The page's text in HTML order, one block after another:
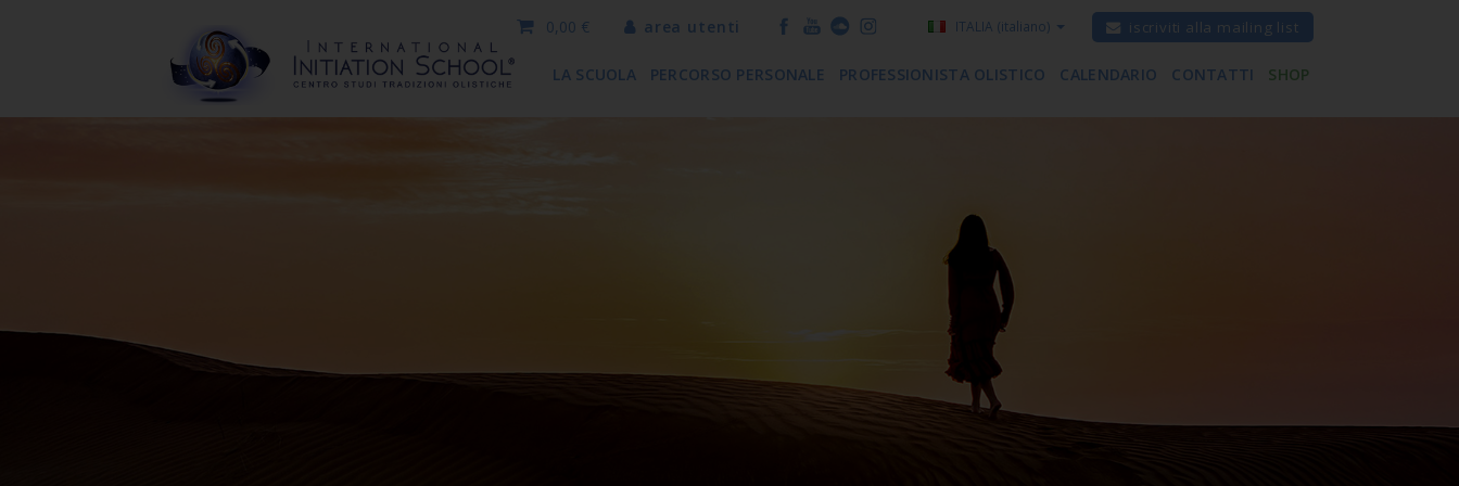
iscriviti alla mailing list
ITALIA (italiano)
area utenti
0,00 €
LA SCUOLA PERCORSO PERSONALE PROFESSIONISTA OLISTICO CALENDARIO CONTATTI SHOP